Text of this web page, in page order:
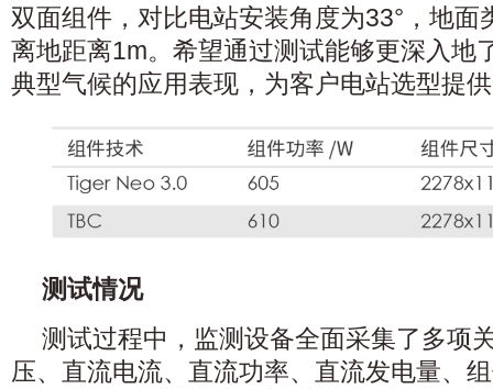
双面组件，对比电站安装角度为33°，地面
离地距离1m。希望通过测试能够更深入地
典型气候的应用表现，为客户电站选型提
测试情况
测试过程中，监测设备全面采集了多项
压、直流电流、直流功率、直流发电量、